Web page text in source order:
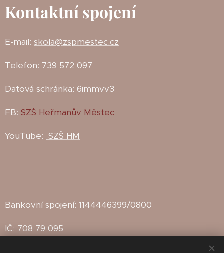
Kontaktní spojení
E-mail: skola@zspmestec.cz
Telefon: 739 572 097
Datová schránka: 6immvv3
FB: SZŠ Heřmanův Městec
YouTube: SZŠ HM
Bankovní spojení: 1144446399/0800
IČ: 708 79 095